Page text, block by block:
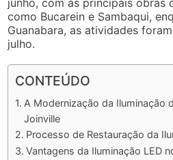
junho, com as principais obras
como Bucarein e Sambaqui,
Guanabara, as atividades
julho.
CONTEÚDO
A Modernização da Iluminação
Joinville
Processo de Restauração da
Vantagens da Iluminação LED